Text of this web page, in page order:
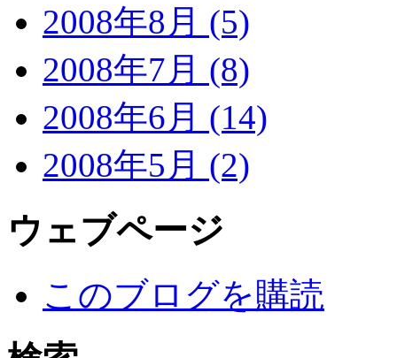
2008年8月 (5)
2008年7月 (8)
2008年6月 (14)
2008年5月 (2)
ウェブページ
このブログを購読